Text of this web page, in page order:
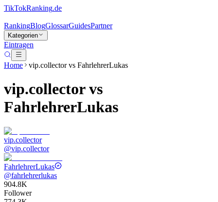
TikTokRanking.de
RankingBlogGlossarGuidesPartner
Kategorien
Eintragen
Home vip.collectorvs FahrlehrerLukas
vip.collectorvs
FahrlehrerLukas
vip.collector
@vip.collector
FahrlehrerLukas
@fahrlehrerlukas
904.8K
Follower